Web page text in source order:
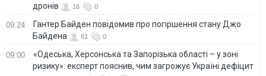
дронів
16 0
09:24
Гантер Байден повідомив про погіршення стану Джо
Байдена
81 0
09:00
«Одеська, Херсонська та Запорізька області – у зоні
ризику»: експерт пояснив, чим загрожує Україні дефіцит